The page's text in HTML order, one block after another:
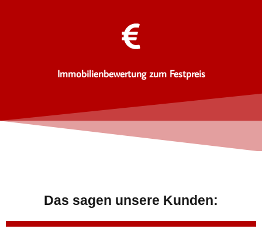
Immobilienbewertung zum Festpreis
Das sagen unsere Kunden: